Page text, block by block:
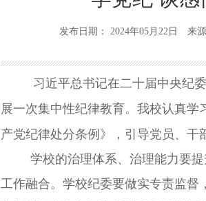
发布日期： 2024年05月22日 来
习近平总书记在二十届中央纪
展一次集中性纪律教育。我校认真
产党纪律处分条例》，引导党员、干
学校的治理体系、治理能力要
工作融合。学校纪委要做实专责监